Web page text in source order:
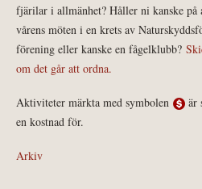
fjärilar i allmänhet? Håller ni kanske
vårens möten i en krets av
förening eller kanske en fågelklubb?
om det går att ordna.
Aktiviteter märkta med symbolen
är
en kostnad för.
Arkiv